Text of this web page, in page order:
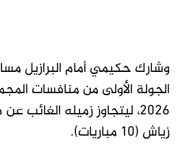
وشارك حكيمي أمام البرازيل
الجولة الأولى من منافسات
2026، ليتجاوز زميله
زياش (10 مباريات).